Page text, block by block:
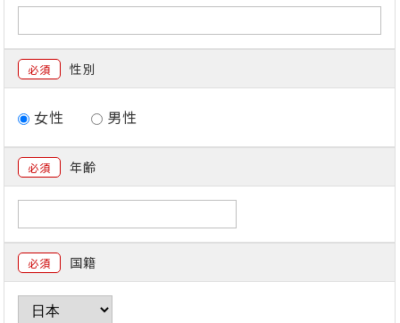
必須 性別
女性 男性
必須 年齢
必須 国籍